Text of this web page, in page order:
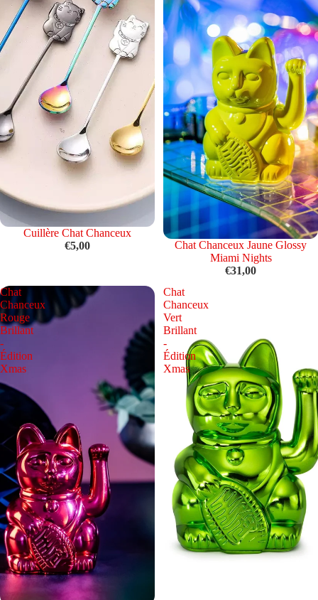
ÉpuiséCuillère Chat Chanceux
€5,00
Chat Chanceux Jaune Glossy
Miami Nights
€31,00
Chat
Chanceux
Rouge
Brillant
-
Édition
Xmas
Chat
Chanceux
Vert
Brillant
-
Édition
Xmas